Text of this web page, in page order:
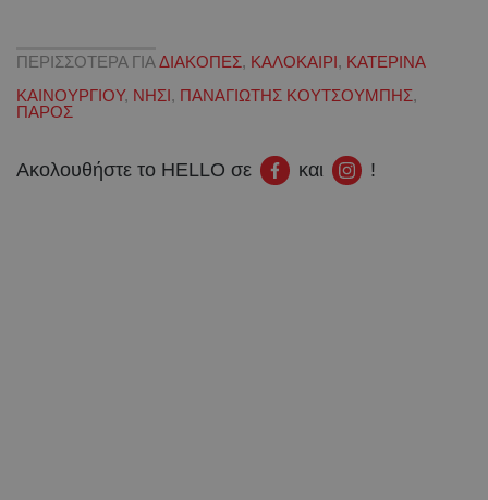
ΠΕΡΙΣΣΟΤΕΡΑ ΓΙΑ ΔΙΑΚΟΠΕΣ, ΚΑΛΟΚΑΙΡΙ, ΚΑΤΕΡΙΝΑ
ΚΑΙΝΟΥΡΓΙΟΥ, ΝΗΣΙ, ΠΑΝΑΓΙΩΤΗΣ ΚΟΥΤΣΟΥΜΠΗΣ,
ΠΑΡΟΣ
Ακολουθήστε το HELLO σε και !